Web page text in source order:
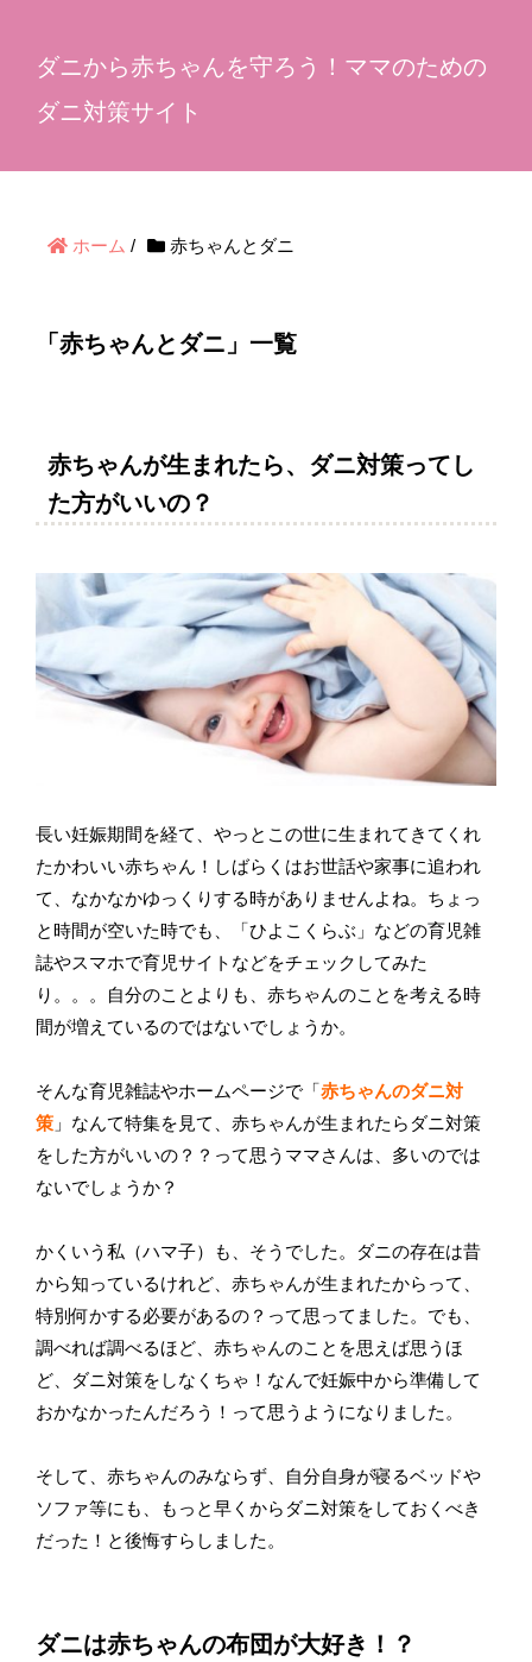
ダニから赤ちゃんを守ろう！ママのための
ダニ対策サイト
ホーム / 赤ちゃんとダニ
「赤ちゃんとダニ」一覧
赤ちゃんが生まれたら、ダニ対策ってし
た方がいいの？
長い妊娠期間を経て、やっとこの世に生まれてきてくれ
たかわいい赤ちゃん！しばらくはお世話や家事に追われ
て、なかなかゆっくりする時がありませんよね。ちょっ
と時間が空いた時でも、「ひよこくらぶ」などの育児雑
誌やスマホで育児サイトなどをチェックしてみた
り。。。自分のことよりも、赤ちゃんのことを考える時
間が増えているのではないでしょうか。
そんな育児雑誌やホームページで「赤ちゃんのダニ対
策 」なんて特集を見て、赤ちゃんが生まれたらダニ対策
をした方がいいの？？って思うママさんは、多いのでは
ないでしょうか？
かくいう私（ハマ子）も、そうでした。ダニの存在は昔
から知っているけれど、赤ちゃんが生まれたからって、
特別何かする必要があるの？って思ってました。でも、
調べれば調べるほど、赤ちゃんのことを思えば思うほ
ど、ダニ対策をしなくちゃ！なんで妊娠中から準備して
おかなかったんだろう！って思うようになりました。
そして、赤ちゃんのみならず、自分自身が寝るベッドや
ソファ等にも、もっと早くからダニ対策をしておくべき
だった！と後悔すらしました。
ダニは赤ちゃんの布団が大好き！？